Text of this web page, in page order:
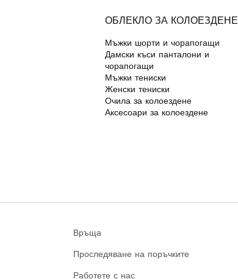
ОБЛЕКЛО ЗА КОЛОЕЗДЕНЕ
Мъжки шорти и чорапогащи
Дамски къси панталони и
чорапогащи
Мъжки тениски
Женски тениски
Очила за колоездене
Аксесоари за колоездене
Връща
Проследяване на поръчките
Работете с нас